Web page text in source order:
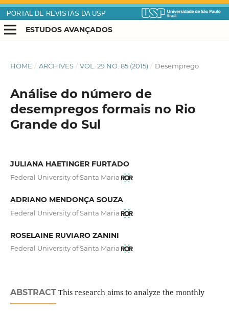
PORTAL DE REVISTAS DA USP
ESTUDOS AVANÇADOS
HOME / ARCHIVES / VOL. 29 NO. 85 (2015) / Desemprego
Análise do número de
desempregos formais no Rio
Grande do Sul
JULIANA HAETINGER FURTADO
Federal University of Santa Maria
ADRIANO MENDONÇA SOUZA
Federal University of Santa Maria
ROSELAINE RUVIARO ZANINI
Federal University of Santa Maria
ABSTRACTThis research aims to analyze the monthly